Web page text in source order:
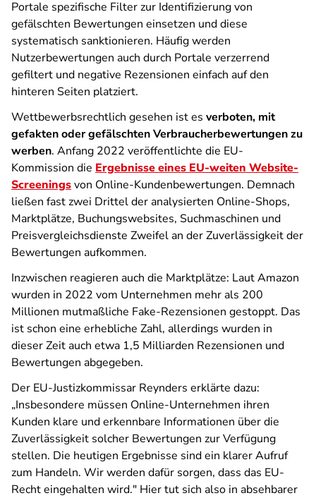
Portale spezifische Filter zur Identifizierung von
gefälschten Bewertungen einsetzen und diese
systematisch sanktionieren. Häufig werden
Nutzerbewertungen auch durch Portale verzerrend
gefiltert und negative Rezensionen einfach auf den
hinteren Seiten platziert.
Wettbewerbsrechtlich gesehen ist es verboten, mit
gefakten oder gefälschten Verbraucherbewertungen zu
werben. Anfang 2022 veröffentlichte die EU-
Kommission die Ergebnisse eines EU-weiten Website-
Screeningsvon Online-Kundenbewertungen. Demnach
ließen fast zwei Drittel der analysierten Online-Shops,
Marktplätze, Buchungswebsites, Suchmaschinen und
Preisvergleichsdienste Zweifel an der Zuverlässigkeit der
Bewertungen aufkommen.
Inzwischen reagieren auch die Marktplätze: Laut Amazon
wurden in 2022 vom Unternehmen mehr als 200
Millionen mutmaßliche Fake-Rezensionen gestoppt. Das
ist schon eine erhebliche Zahl, allerdings wurden in
dieser Zeit auch etwa 1,5 Milliarden Rezensionen und
Bewertungen abgegeben.
Der EU-Justizkommissar Reynders erklärte dazu:
„Insbesondere müssen Online-Unternehmen ihren
Kunden klare und erkennbare Informationen über die
Zuverlässigkeit solcher Bewertungen zur Verfügung
stellen. Die heutigen Ergebnisse sind ein klarer Aufruf
zum Handeln. Wir werden dafür sorgen, dass das EU-
Recht eingehalten wird." Hier tut sich also in absehbarer